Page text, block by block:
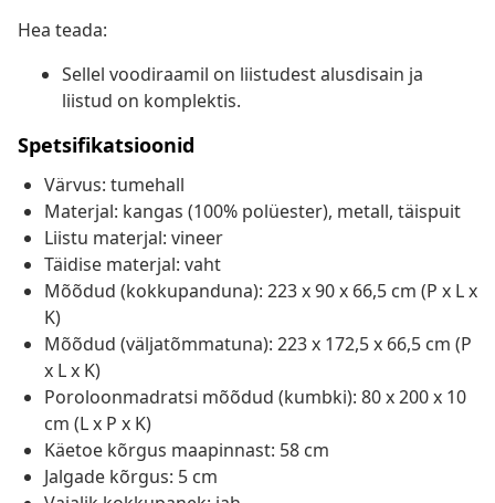
Hea teada:
Sellel voodiraamil on liistudest alusdisain ja
liistud on komplektis.
Spetsifikatsioonid
Värvus: tumehall
Materjal: kangas (100% polüester), metall, täispuit
Liistu materjal: vineer
Täidise materjal: vaht
Mõõdud (kokkupanduna): 223 x 90 x 66,5 cm (P x L x
K)
Mõõdud (väljatõmmatuna): 223 x 172,5 x 66,5 cm (P
x L x K)
Poroloonmadratsi mõõdud (kumbki): 80 x 200 x 10
cm (L x P x K)
Käetoe kõrgus maapinnast: 58 cm
Jalgade kõrgus: 5 cm